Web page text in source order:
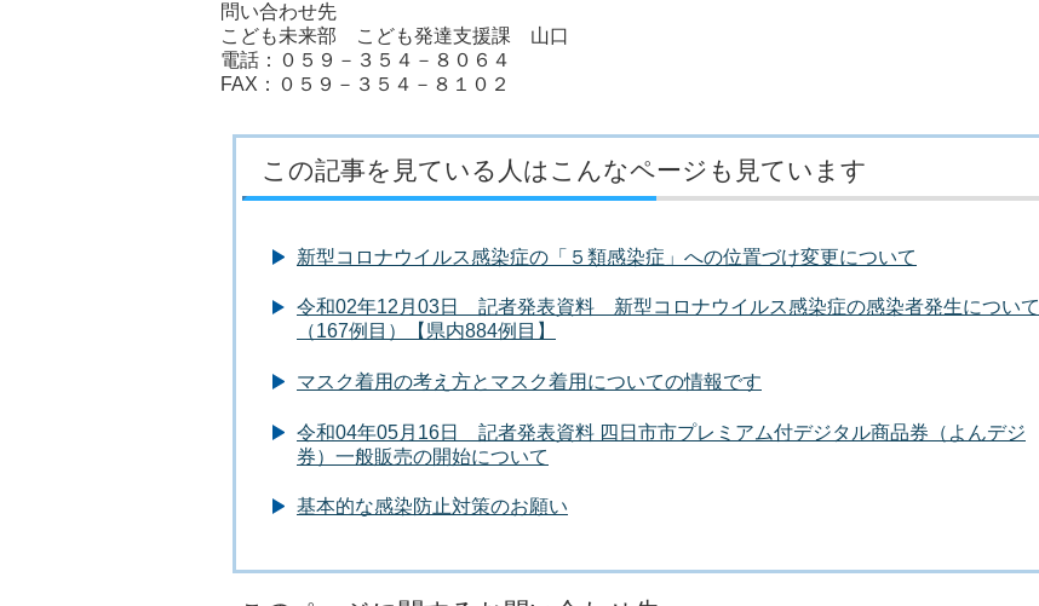
問い合わせ先
こども未来部 こども発達支援課 山口
電話：０５９－３５４－８０６４
FAX：０５９－３５４－８１０２
この記事を見ている人はこんなページも見ています
新型コロナウイルス感染症の「５類感染症」への位置づけ変更について
令和02年12月03日 記者発表資料 新型コロナウイルス感染症の感染者発生について
（167例目）【県内884例目】
マスク着用の考え方とマスク着用についての情報です
令和04年05月16日 記者発表資料 四日市市プレミアム付デジタル商品券（よんデジ
券）一般販売の開始について
基本的な感染防止対策のお願い